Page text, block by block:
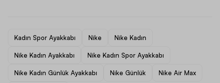
Kadın Spor Ayakkabı Nike Nike Kadın
Nike Kadın Ayakkabı Nike Kadın Spor Ayakkabı
Nike Kadın Günlük Ayakkabı Nike Günlük Nike Air Max